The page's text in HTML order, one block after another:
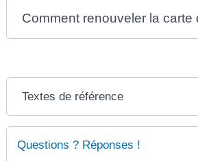
Comment renouveler la carte
Textes de référence
Questions ? Réponses !